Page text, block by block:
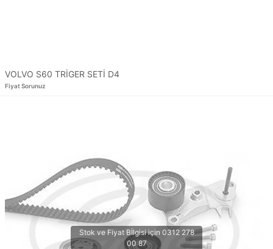
VOLVO S60 TRİGER SETİ D4
Fiyat Sorunuz